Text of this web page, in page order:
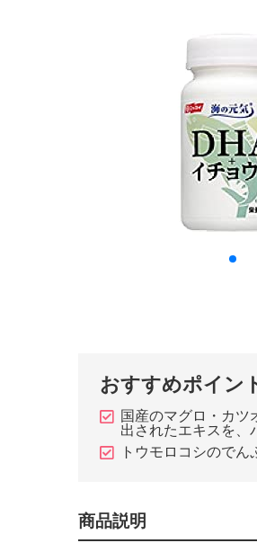
おすすめポイン
国産のマグロ・カツ
出されたエキスを、
トウモロコシのでん
商品説明